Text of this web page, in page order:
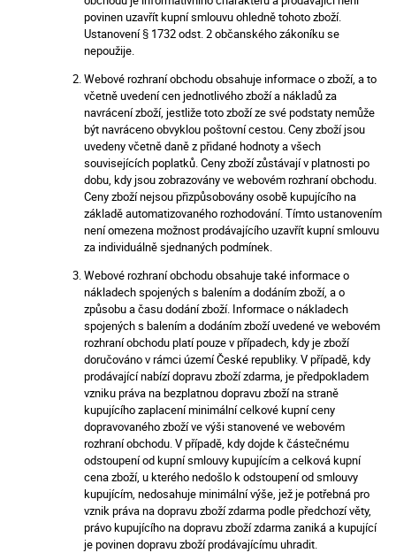
povinen uzavřít kupní smlouvu ohledně tohoto zboží.
Ustanovení § 1732 odst. 2 občanského zákoníku se
nepoužije.
Webové rozhraní obchodu obsahuje informace o zboží, a to
včetně uvedení cen jednotlivého zboží a nákladů za
navrácení zboží, jestliže toto zboží ze své podstaty nemůže
být navráceno obvyklou poštovní cestou. Ceny zboží jsou
uvedeny včetně daně z přidané hodnoty a všech
souvisejících poplatků. Ceny zboží zůstávají v platnosti po
dobu, kdy jsou zobrazovány ve webovém rozhraní obchodu.
Ceny zboží nejsou přizpůsobovány osobě kupujícího na
základě automatizovaného rozhodování. Tímto ustanovením
není omezena možnost prodávajícího uzavřít kupní smlouvu
za individuálně sjednaných podmínek.
Webové rozhraní obchodu obsahuje také informace o
nákladech spojených s balením a dodáním zboží, a o
způsobu a času dodání zboží. Informace o nákladech
spojených s balením a dodáním zboží uvedené ve webovém
rozhraní obchodu platí pouze v případech, kdy je zboží
doručováno v rámci území České republiky. V případě, kdy
prodávající nabízí dopravu zboží zdarma, je předpokladem
vzniku práva na bezplatnou dopravu zboží na straně
kupujícího zaplacení minimální celkové kupní ceny
dopravovaného zboží ve výši stanovené ve webovém
rozhraní obchodu. V případě, kdy dojde k částečnému
odstoupení od kupní smlouvy kupujícím a celková kupní
cena zboží, u kterého nedošlo k odstoupení od smlouvy
kupujícím, nedosahuje minimální výše, jež je potřebná pro
vznik práva na dopravu zboží zdarma podle předchozí věty,
právo kupujícího na dopravu zboží zdarma zaniká a kupující
je povinen dopravu zboží prodávajícímu uhradit.